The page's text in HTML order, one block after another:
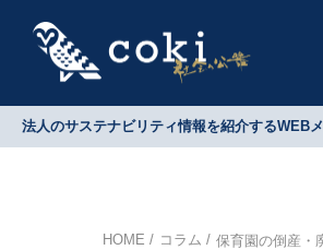
法人のサステナビリティ情報を紹介するWEB
HOME コラム 保育園の倒産・